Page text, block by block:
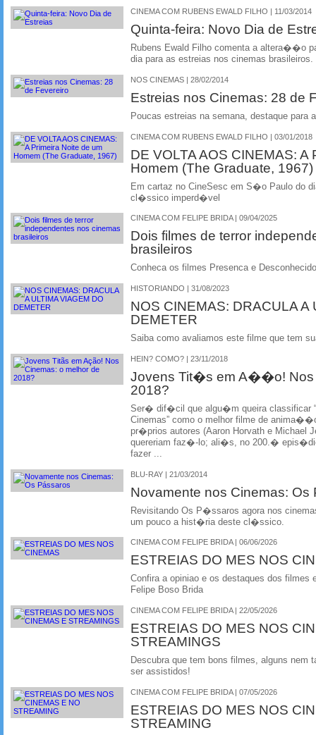
CINEMA COM RUBENS EWALD FILHO | 11/03/2014
Quinta-feira: Novo Dia de
Rubens Ewald Filho comenta a altera��o
dia para as estreias nos cinemas brasileiros.
NOS CINEMAS | 28/02/2014
Estreias nos Cinemas: 28 de
Poucas estreias na semana, destaque
CINEMA COM RUBENS EWALD FILHO | 03/01/2018
DE VOLTA AOS CINEMAS: A
Homem (The Graduate, 1967)
Em cartaz no CineSesc em S�o Paulo do
cl�ssico imperd�vel
CINEMA COM FELIPE BRIDA | 09/04/2025
Dois filmes de terror
brasileiros
Conheca os filmes Presenca e
HISTORIANDO | 31/08/2023
NOS CINEMAS: DRACULA A
DEMETER
Saiba como avaliamos este filme que tem
HEIN? COMO? | 23/11/2018
Jovens Tit�s em A��o! Nos
2018?
Ser� dif�cil que algu�m queira
Cinemas” como o melhor filme de
pr�prios autores (Aaron Horvath e Michael
quereriam faz�-lo; ali�s, no 200.�
fazer ...
BLU-RAY | 21/03/2014
Novamente nos Cinemas:
Revisitando Os P�ssaros agora nos
um pouco a hist�ria deste cl�ssico.
CINEMA COM FELIPE BRIDA | 06/06/2026
ESTREIAS DO MES NOS
Confira a opiniao e os destaques dos filmes
Felipe Boso Brida
CINEMA COM FELIPE BRIDA | 22/05/2026
ESTREIAS DO MES NOS
STREAMINGS
Descubra que tem bons filmes, alguns nem
ser assistidos!
CINEMA COM FELIPE BRIDA | 07/05/2026
ESTREIAS DO MES NOS
STREAMING